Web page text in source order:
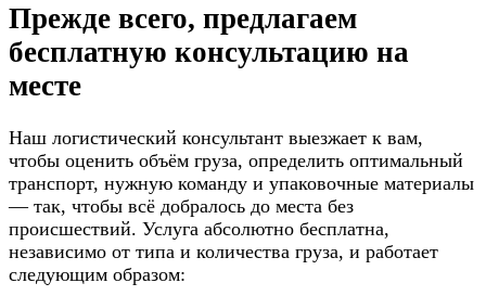
Прежде всего, предлагаем
бесплатную консультацию на
месте
Наш логистический консультант выезжает к вам,
чтобы оценить объём груза, определить оптимальный
транспорт, нужную команду и упаковочные материалы
— так, чтобы всё добралось до места без
происшествий. Услуга абсолютно бесплатна,
независимо от типа и количества груза, и работает
следующим образом: